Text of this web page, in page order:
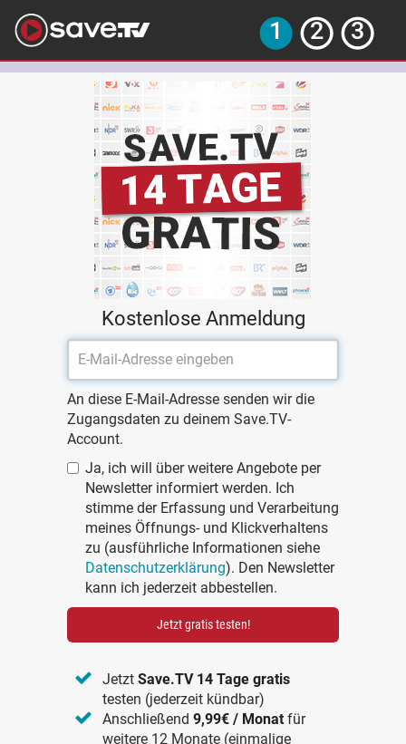
Kostenlose Anmeldung
An diese E-Mail-Adresse senden wir die
Zugangsdaten zu deinem Save.TV-
Account.
Ja, ich will über weitere Angebote per
Newsletter informiert werden. Ich
stimme der Erfassung und Verarbeitung
meines Öffnungs- und Klickverhaltens
zu (ausführliche Informationen siehe
Datenschutzerklärung). Den Newsletter
kann ich jederzeit abbestellen.
Jetzt gratis testen!
JetztSave.TV 14 Tage gratis
testen (jederzeit kündbar)
Anschließend9,99€ / Monat für
weitere 12 Monate (einmalige